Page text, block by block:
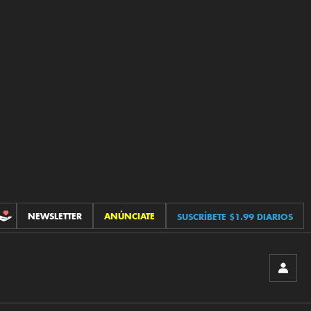
CONTRIBUCIONES
NEWSLETTER ANÚNCIATE SUSCRÍBETE $1.99 DIARIOS